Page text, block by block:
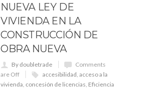
NUEVA LEY DE
VIVIENDA EN LA
CONSTRUCCIÓN DE
OBRA NUEVA
By doubletrade
Comments
are Off
accesibilidad, acceso a la
vivienda, concesión de licencias, Eficiencia